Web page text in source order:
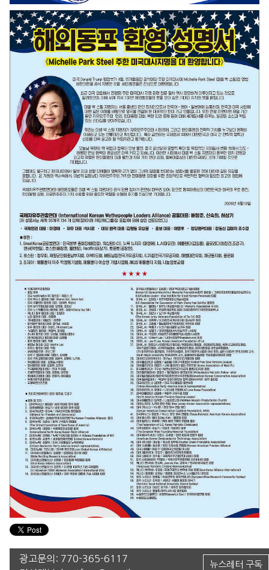
뉴스레터 구독
광고문의: 770-365-6117